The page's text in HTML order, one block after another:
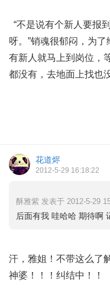
“不是说有个新人要报
呀。”销魂很郁闷，为
有新人就马上到岗位，
都没有，去地面上找也
花道烬
2012-5-29 16:18:22
酥雅紫 发表于 2012-5-29
后面有我 哇哈哈 期待啊
汗，雅姐！不带这么了
神婆！！！纠结中！！